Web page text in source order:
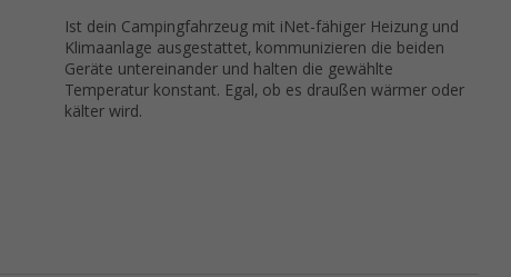
Ist dein Campingfahrzeug mit iNet-fähiger Heizung und
Klimaanlage ausgestattet, kommunizieren die beiden
Geräte untereinander und halten die gewählte
Temperatur konstant. Egal, ob es draußen wärmer oder
kälter wird.